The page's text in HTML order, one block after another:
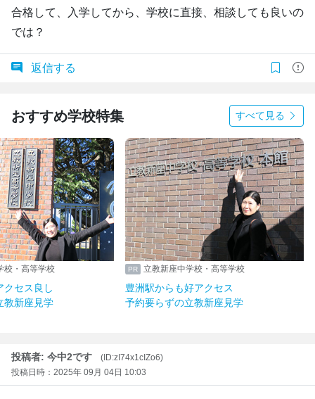
合格して、入学してから、学校に直接、相談しても良いの
では？
返信する
おすすめ学校特集 すべて見る
校・高等学校
クセス良し
教新座見学
立教新座中学校・高等学校
豊洲駅からも好アクセス
予約要らずの立教新座見学
投稿者: 今中2です
(ID:zI74x1cIZo6)
投稿日時：2025年 09月 04日 10:03